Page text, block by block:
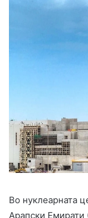
Во нуклеарната
Арапски Емирати